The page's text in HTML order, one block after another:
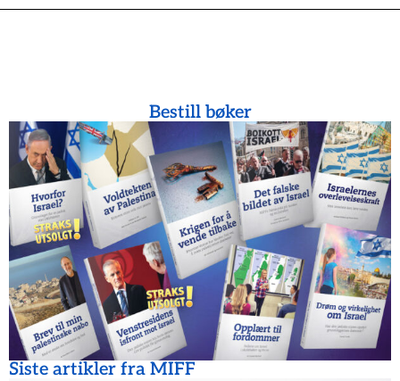
Bestill bøker
Siste artikler fra MIFF